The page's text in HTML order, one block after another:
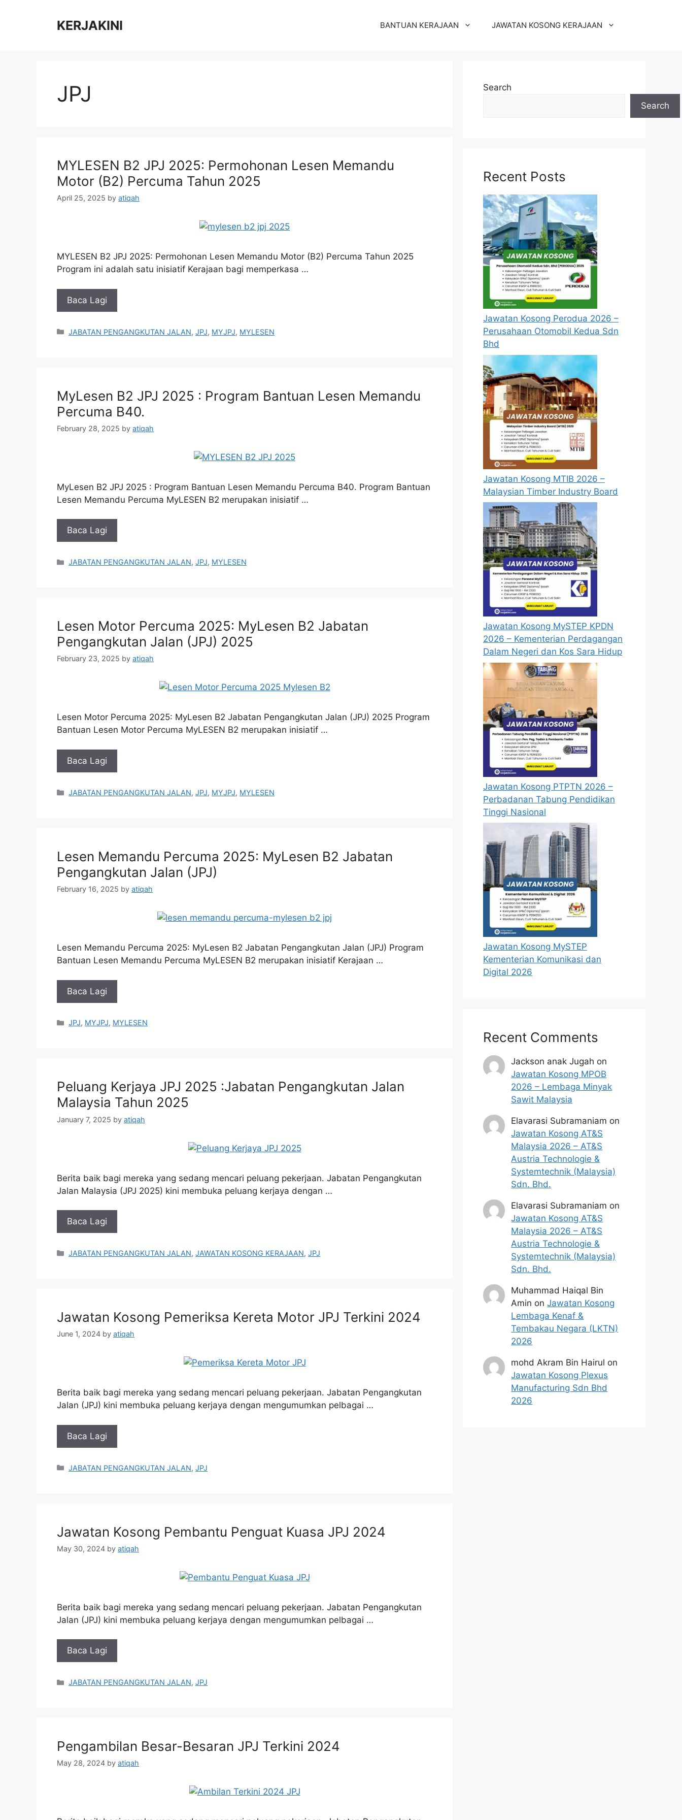
KERJAKINI BANTUAN KERAJAAN JAWATAN KOSONG KERAJAAN
JPJ
MYLESEN B2 JPJ 2025: Permohonan Lesen Memandu
Motor (B2) Percuma Tahun 2025
April 25, 2025 by atiqah
MYLESEN B2 JPJ 2025: Permohonan Lesen Memandu Motor (B2) Percuma Tahun 2025
Program ini adalah satu inisiatif Kerajaan bagi memperkasa …
Baca Lagi
Categories
JABATAN PENGANGKUTAN JALAN,JPJ, MYJPJ, MYLESEN
MyLesen B2 JPJ 2025 : Program Bantuan Lesen Memandu
Percuma B40.
February 28, 2025 by atiqah
MyLesen B2 JPJ 2025 : Program Bantuan Lesen Memandu Percuma B40. Program Bantuan
Lesen Memandu Percuma MyLESEN B2 merupakan inisiatif …
Baca Lagi
Categories
JABATAN PENGANGKUTAN JALAN,JPJ, MYLESEN
Lesen Motor Percuma 2025: MyLesen B2 Jabatan
Pengangkutan Jalan (JPJ) 2025
February 23, 2025 by atiqah
Lesen Motor Percuma 2025: MyLesen B2 Jabatan Pengangkutan Jalan (JPJ) 2025 Program
Bantuan Lesen Motor Percuma MyLESEN B2 merupakan inisiatif …
Baca Lagi
Categories
JABATAN PENGANGKUTAN JALAN,JPJ, MYJPJ, MYLESEN
Lesen Memandu Percuma 2025: MyLesen B2 Jabatan
Pengangkutan Jalan (JPJ)
February 16, 2025 by atiqah
Lesen Memandu Percuma 2025: MyLesen B2 Jabatan Pengangkutan Jalan (JPJ) Program
Bantuan Lesen Memandu Percuma MyLESEN B2 merupakan inisiatif Kerajaan …
Baca Lagi
Categories
JPJ, MYJPJ, MYLESEN
Peluang Kerjaya JPJ 2025 :Jabatan Pengangkutan Jalan
Malaysia Tahun 2025
January 7, 2025 by atiqah
Berita baik bagi mereka yang sedang mencari peluang pekerjaan. Jabatan Pengangkutan
Jalan Malaysia (JPJ 2025) kini membuka peluang kerjaya dengan …
Baca Lagi
Categories
JABATAN PENGANGKUTAN JALAN,JAWATAN KOSONG KERAJAAN,JPJ
Jawatan Kosong Pemeriksa Kereta Motor JPJ Terkini 2024
June 1, 2024 by atiqah
Berita baik bagi mereka yang sedang mencari peluang pekerjaan. Jabatan Pengangkutan
Jalan (JPJ) kini membuka peluang kerjaya dengan mengumumkan pelbagai …
Baca Lagi
Categories
JABATAN PENGANGKUTAN JALAN,JPJ
Jawatan Kosong Pembantu Penguat Kuasa JPJ 2024
May 30, 2024 by atiqah
Berita baik bagi mereka yang sedang mencari peluang pekerjaan. Jabatan Pengangkutan
Jalan (JPJ) kini membuka peluang kerjaya dengan mengumumkan pelbagai …
Baca Lagi
Categories
JABATAN PENGANGKUTAN JALAN,JPJ
Pengambilan Besar-Besaran JPJ Terkini 2024
May 28, 2024 by atiqah
Search
Search
Recent Posts
Jawatan Kosong Perodua 2026 –
Perusahaan Otomobil Kedua Sdn
Bhd
Jawatan Kosong MTIB 2026 –
Malaysian Timber Industry Board
Jawatan Kosong MySTEP KPDN
2026 – Kementerian Perdagangan
Dalam Negeri dan Kos Sara Hidup
Jawatan Kosong PTPTN 2026 –
Perbadanan Tabung Pendidikan
Tinggi Nasional
Jawatan Kosong MySTEP
Kementerian Komunikasi dan
Digital 2026
Recent Comments
Jackson anak Jugah on
Jawatan Kosong MPOB
2026 – Lembaga Minyak
Sawit Malaysia
Elavarasi Subramaniam on
Jawatan Kosong AT&S
Malaysia 2026 – AT&S
Austria Technologie &
Systemtechnik (Malaysia)
Sdn. Bhd.
Elavarasi Subramaniam on
Jawatan Kosong AT&S
Malaysia 2026 – AT&S
Austria Technologie &
Systemtechnik (Malaysia)
Sdn. Bhd.
Muhammad Haiqal Bin
Amin onJawatan Kosong
Lembaga Kenaf &
Tembakau Negara (LKTN)
2026
mohd Akram Bin Hairul on
Jawatan Kosong Plexus
Manufacturing Sdn Bhd
2026